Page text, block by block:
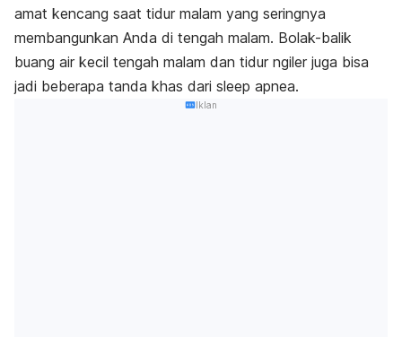
amat kencang saat tidur malam yang seringnya
membangunkan Anda di tengah malam. Bolak-balik
buang air kecil tengah malam dan tidur ngiler juga bisa
jadi beberapa tanda khas dari sleep apnea.
Iklan